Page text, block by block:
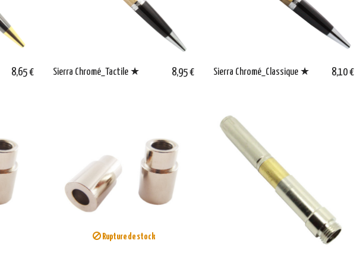
8,65 € Sierra Chromé_Tactile ★ 8,95 € Sierra Chromé_Classique ★ 8,10 €
Rupture de stock